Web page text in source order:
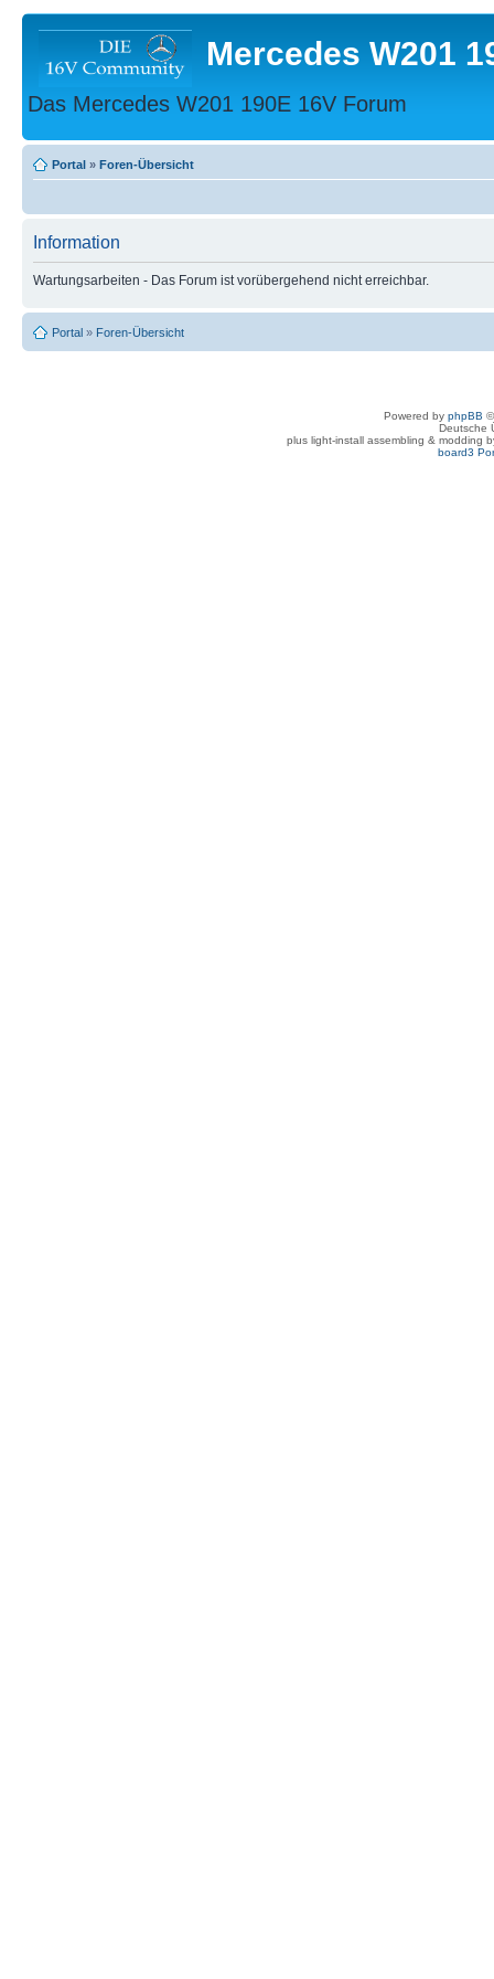
Mercedes W201
Das Mercedes W201 190E 16V Forum
Portal » Foren-Übersicht
Information
Wartungsarbeiten - Das Forum ist vorübergehend nicht erreichbar.
Portal » Foren-Übersicht
Powered by phpBB
Deutsche
plus light-install assembling & modding
board3